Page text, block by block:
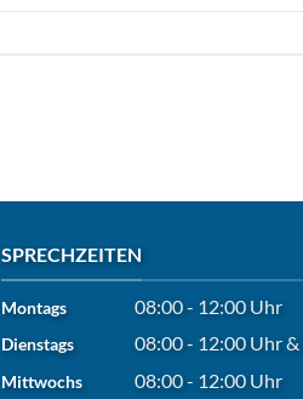
SPRECHZEITEN
Montags 08:00 - 12:00 Uhr
Dienstags 08:00 - 12:00 Uhr&
Mittwochs 08:00 - 12:00 Uhr